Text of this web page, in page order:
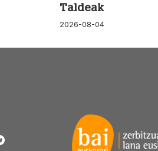
Taldeak
2026-08-04